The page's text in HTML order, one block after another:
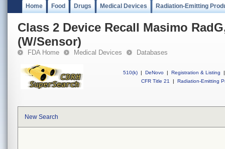
Home Food Drugs Medical Devices Radiation-Emitting
Class 2 Device Recall Masimo
(W/Sensor)
FDA Home Medical Devices Databases
510(k) | DeNovo | Registration & Listing
|
CFR Title 21
| Radiation-Emitting
New Search